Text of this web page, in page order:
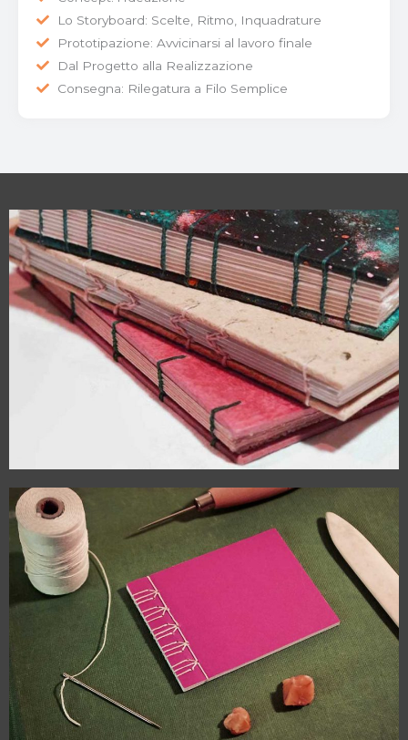
Lo Storyboard: Scelte, Ritmo, Inquadrature
Prototipazione: Avvicinarsi al lavoro finale
Dal Progetto alla Realizzazione
Consegna: Rilegatura a Filo Semplice